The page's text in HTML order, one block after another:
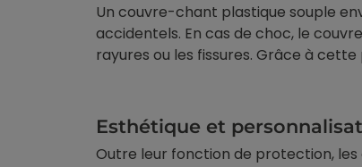
Un couvre-chant plastique souple
accidentels. En cas de choc, le
rayures ou les fissures. Grâce à
Esthétique et
Outre leur fonction de protection,